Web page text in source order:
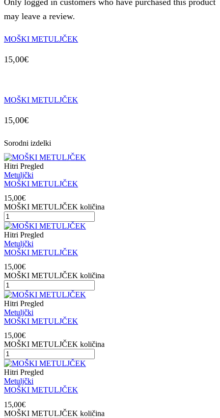
may leave a review.
MOŠKI METULJČEK
15,00€
MOŠKI METULJČEK
15,00€
Sorodni izdelki
Hitri Pregled
Metuljčki
MOŠKI METULJČEK
15,00€
MOŠKI METULJČEK količina
Hitri Pregled
Metuljčki
MOŠKI METULJČEK
15,00€
MOŠKI METULJČEK količina
Hitri Pregled
Metuljčki
MOŠKI METULJČEK
15,00€
MOŠKI METULJČEK količina
Hitri Pregled
Metuljčki
MOŠKI METULJČEK
15,00€
MOŠKI METULJČEK količina